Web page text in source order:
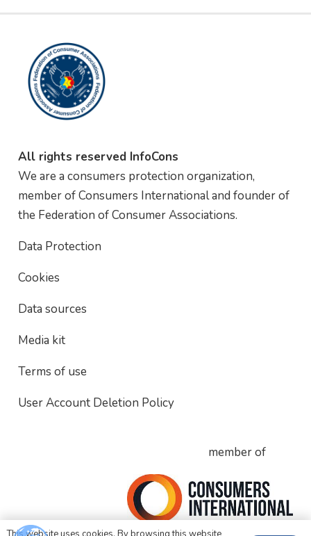
All rights reserved InfoCons
We are a consumers protection organization,
member of Consumers International and founder of
the Federation of Consumer Associations.
Data Protection
Cookies
Data sources
Media kit
Terms of use
User Account Deletion Policy
member of